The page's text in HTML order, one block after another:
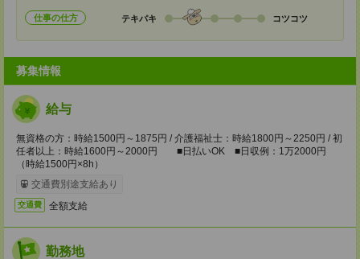
仕事の仕方 テキパキ コツコツ
募集情報
給与
無資格の方：時給1500円～1875円 / 介護福祉士：時給1800円～2250円 / 初
任者以上：時給1600円～2000円 ■日払いOK ■日収例：1万2000円
（時給1500円×8h）
交通費別途支給あり
交通費 全額支給
勤務地